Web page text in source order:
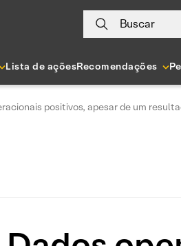
Buscar
Lista de açõesRecomendações
positivos, apesar de um